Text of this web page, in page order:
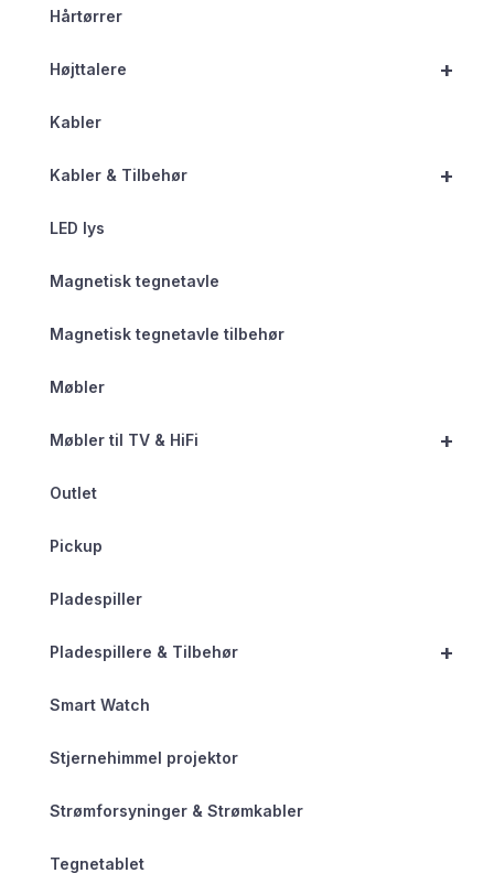
Hårtørrer
+
Højttalere
Kabler
+
Kabler & Tilbehør
LED lys
Magnetisk tegnetavle
Magnetisk tegnetavle tilbehør
Møbler
+
Møbler til TV & HiFi
Outlet
Pickup
Pladespiller
+
Pladespillere & Tilbehør
Smart Watch
Stjernehimmel projektor
Strømforsyninger & Strømkabler
Tegnetablet